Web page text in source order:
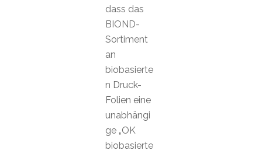
dass das
BIOND-
Sortiment
an
biobasierte
n Druck-
Folien eine
unabhängi
ge „OK
biobasierte